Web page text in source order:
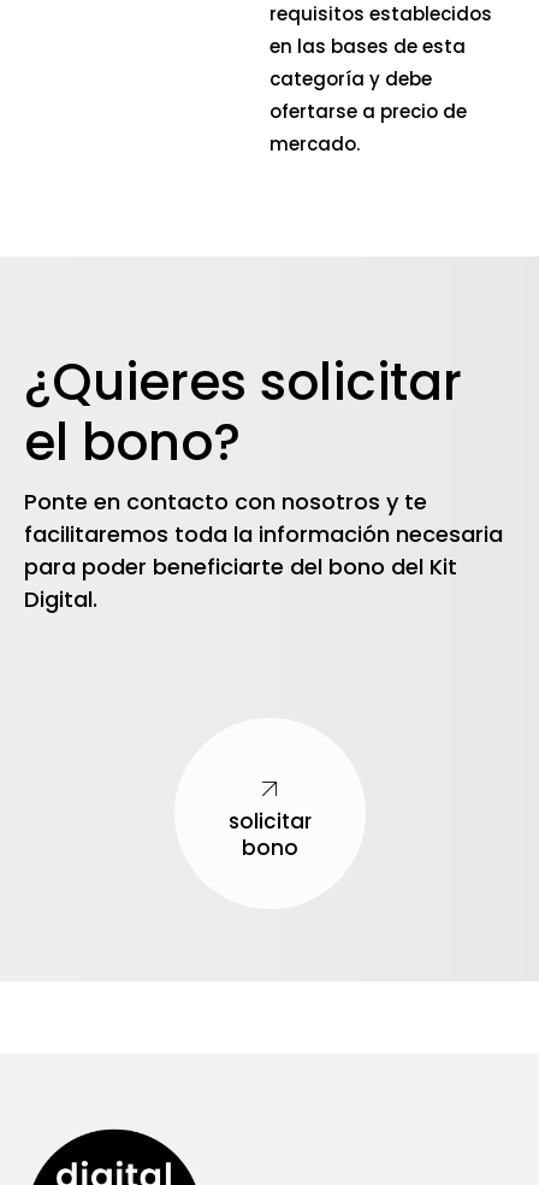
requisitos establecidos
en las bases de esta
categoría y debe
ofertarse a precio de
mercado.
¿Quieres solicitar
el bono?
Ponte en contacto con nosotros y te
facilitaremos toda la información necesaria
para poder beneficiarte del bono del Kit
Digital.
solicitar
bono